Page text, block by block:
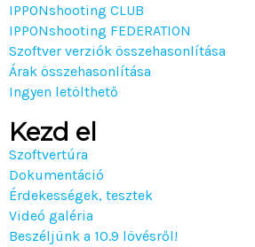
IPPONshooting CLUB
IPPONshooting FEDERATION
Szoftver verziók összehasonlítása
Árak összehasonlítása
Ingyen letölthető
Kezd el
Szoftvertúra
Dokumentáció
Érdekességek, tesztek
Videó galéria
Beszéljünk a 10.9 lövésről!